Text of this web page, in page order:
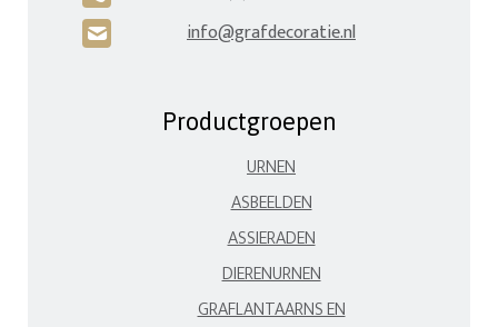
H info@grafdecoratie.nl
Productgroepen
URNEN
ASBEELDEN
ASSIERADEN
DIERENURNEN
GRAFLANTAARNS EN